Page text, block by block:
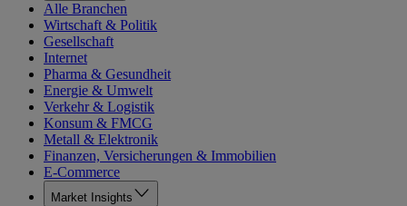
Alle Branchen
Wirtschaft & Politik
Gesellschaft
Internet
Pharma & Gesundheit
Energie & Umwelt
Verkehr & Logistik
Konsum & FMCG
Metall & Elektronik
Finanzen, Versicherungen & Immobilien
E-Commerce
Market Insights